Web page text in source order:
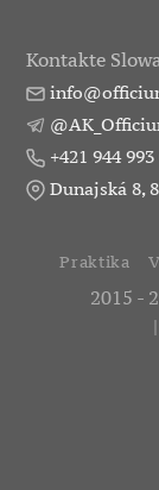
Kontakte
+421 944 993
Dunajská 8,
Praktika
2015 -
|